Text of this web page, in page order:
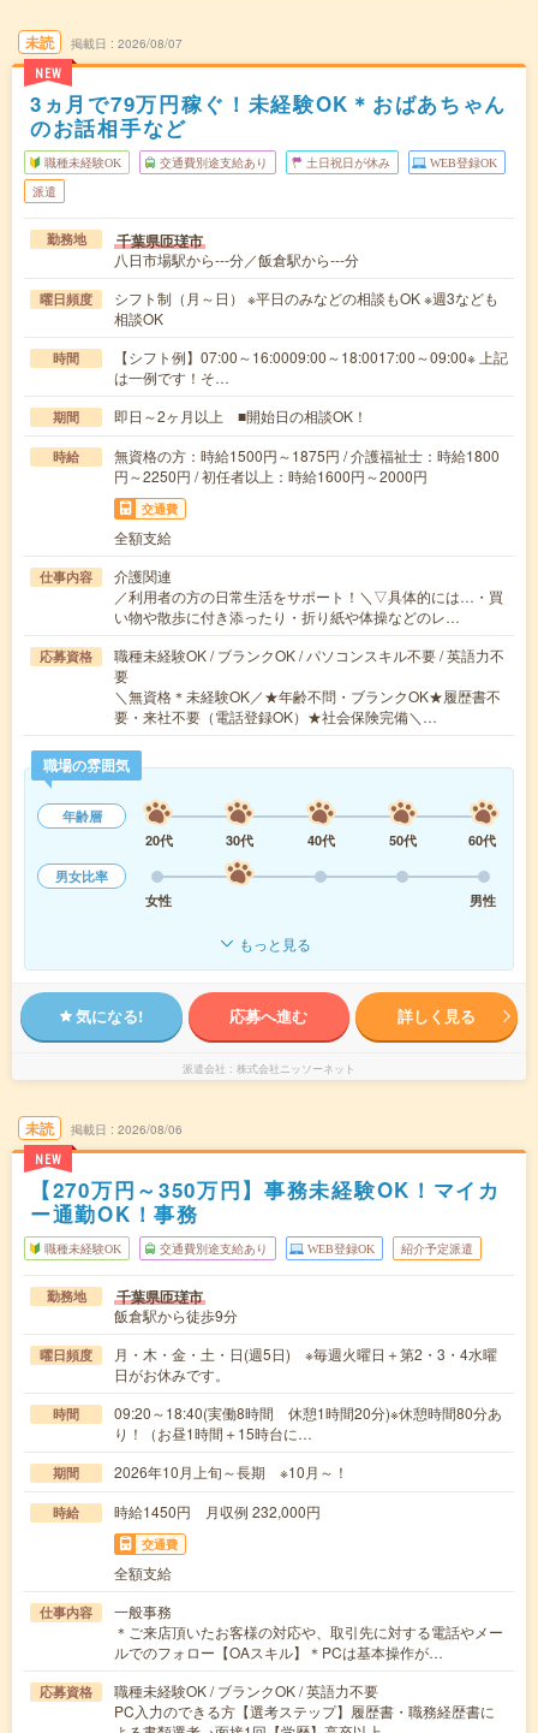
未読
NEW
掲載日 2026/08/07
3ヵ月で79万円稼ぐ！未経験OK＊おばあちゃん
のお話相手など
職種未経験OK 交通費別途支給あり 土日祝日が休み WEB登録OK
派遣
勤務地 千葉県匝瑳市
八日市場駅から---分／飯倉駅から---分
曜日頻度
シフト制（月～日） ※平日のみなどの相談もOK ※週3なども
相談OK
時間
【シフト例】07:00～16:0009:00～18:0017:00～09:00※ 上記
は一例です！そ…
期間 即日～2ヶ月以上 ■開始日の相談OK！
時給
無資格の方：時給1500円～1875円 / 介護福祉士：時給1800
円～2250円 / 初任者以上：時給1600円～2000円
交通費
全額支給
仕事内容
介護関連
／利用者の方の日常生活をサポート！＼▽具体的には…・買
い物や散歩に付き添ったり・折り紙や体操などのレ…
応募資格
職種未経験OK / ブランクOK / パソコンスキル不要 / 英語力不
要
＼無資格＊未経験OK／★年齢不問・ブランクOK★履歴書不
要・来社不要（電話登録OK）★社会保険完備＼…
職場の雰囲気
年齢層
20代
30代 40代 50代
60代
男女比率
女性
男性
もっと見る
気になる! 応募へ進む 詳しく見る
派遣会社 株式会社ニッソーネット
未読
NEW
掲載日 2026/08/06
【270万円～350万円】事務未経験OK！マイカ
ー通勤OK！事務
職種未経験OK 交通費別途支給あり WEB登録OK 紹介予定派遣
勤務地 千葉県匝瑳市
飯倉駅から徒歩9分
曜日頻度
月・木・金・土・日(週5日) ※毎週火曜日＋第2・3・4水曜
日がお休みです。
時間
09:20～18:40(実働8時間 休憩1時間20分)※休憩時間80分あ
り！（お昼1時間＋15時台に…
期間 2026年10月上旬～長期 ※10月～！
時給 時給1450円 月収例 232,000円
交通費
全額支給
仕事内容
一般事務
＊ご来店頂いたお客様の対応や、取引先に対する電話やメー
ルでのフォロー【OAスキル】＊PCは基本操作が…
応募資格
職種未経験OK / ブランクOK / 英語力不要
PC入力のできる方【選考ステップ】履歴書・職務経歴書に